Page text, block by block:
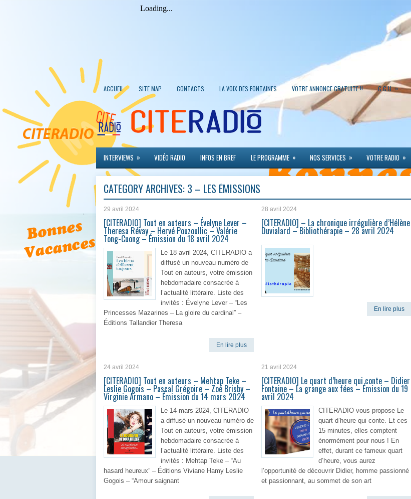
ACCUEIL SITE MAP CONTACTS LA VOIX DES FONTAINES VOTRE ANNONCE GRATUITE !! C.G.U. »
INTERVIEWS » VIDÉO RADIO INFOS EN BREF LE PROGRAMME » NOS SERVICES » VOTRE RADIO »
CATEGORY ARCHIVES: 3 – LES ÉMISSIONS
29 avril 2024
[CITERADIO] Tout en auteurs – Évelyne Lever –
Theresa Révay – Hervé Pouzoullic – Valérie
Tong-Cuong – Émission du 18 avril 2024
Le 18 avril 2024, CITERADIO a
diffusé un nouveau numéro de
Tout en auteurs, votre émission
hebdomadaire consacrée à
l’actualité littéraire. Liste des
invités : Évelyne Lever – “Les
Princesses Mazarines – La gloire du cardinal” –
Éditions Tallandier Theresa
En lire plus
28 avril 2024
[CITERADIO] – La chronique irrégulière d’Hélène
Duvialard – Bibliothérapie – 28 avril 2024
En lire plus
24 avril 2024
[CITERADIO] Tout en auteurs – Mehtap Teke –
Leslie Gogois – Pascal Grégoire – Zoé Brisby –
Virginie Armano – Émission du 14 mars 2024
Le 14 mars 2024, CITERADIO
a diffusé un nouveau numéro de
Tout en auteurs, votre émission
hebdomadaire consacrée à
l’actualité littéraire. Liste des
invités : Mehtap Teke – “Au
hasard heureux” – Éditions Viviane Hamy Leslie
Gogois – “Amour saignant
21 avril 2024
[CITERADIO] Le quart d’heure qui conte – Didier
Fontaine – La grange aux fées – Émission du 19
avril 2024
CITERADIO vous propose Le
quart d’heure qui conte. Et ces
15 minutes, elles comptent
énormément pour nous ! En
effet, durant ce fameux quart
d’heure, vous aurez
l’opportunité de découvrir Didier, homme passionné
et passionnant, au sommet de son art